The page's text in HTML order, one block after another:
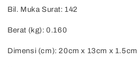
Bil. Muka Surat: 142
Berat (kg): 0.160
Dimensi (cm): 20cm x 13cm x 1.5cm